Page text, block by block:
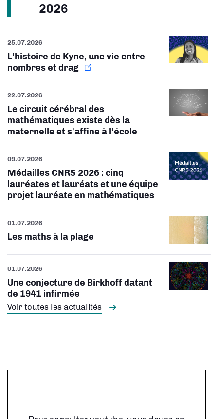
Voir toutes les actualités
2026
25.07.2026
L’histoire de Kyne, une vie entre
nombres et drag
22.07.2026
Le circuit cérébral des
mathématiques existe dès la
maternelle et s'affine à l’école
09.07.2026
Médailles CNRS 2026 : cinq
lauréates et lauréats et une équipe
projet lauréate en mathématiques
01.07.2026
Les maths à la plage
01.07.2026
Une conjecture de Birkhoff datant
de 1941 infirmée